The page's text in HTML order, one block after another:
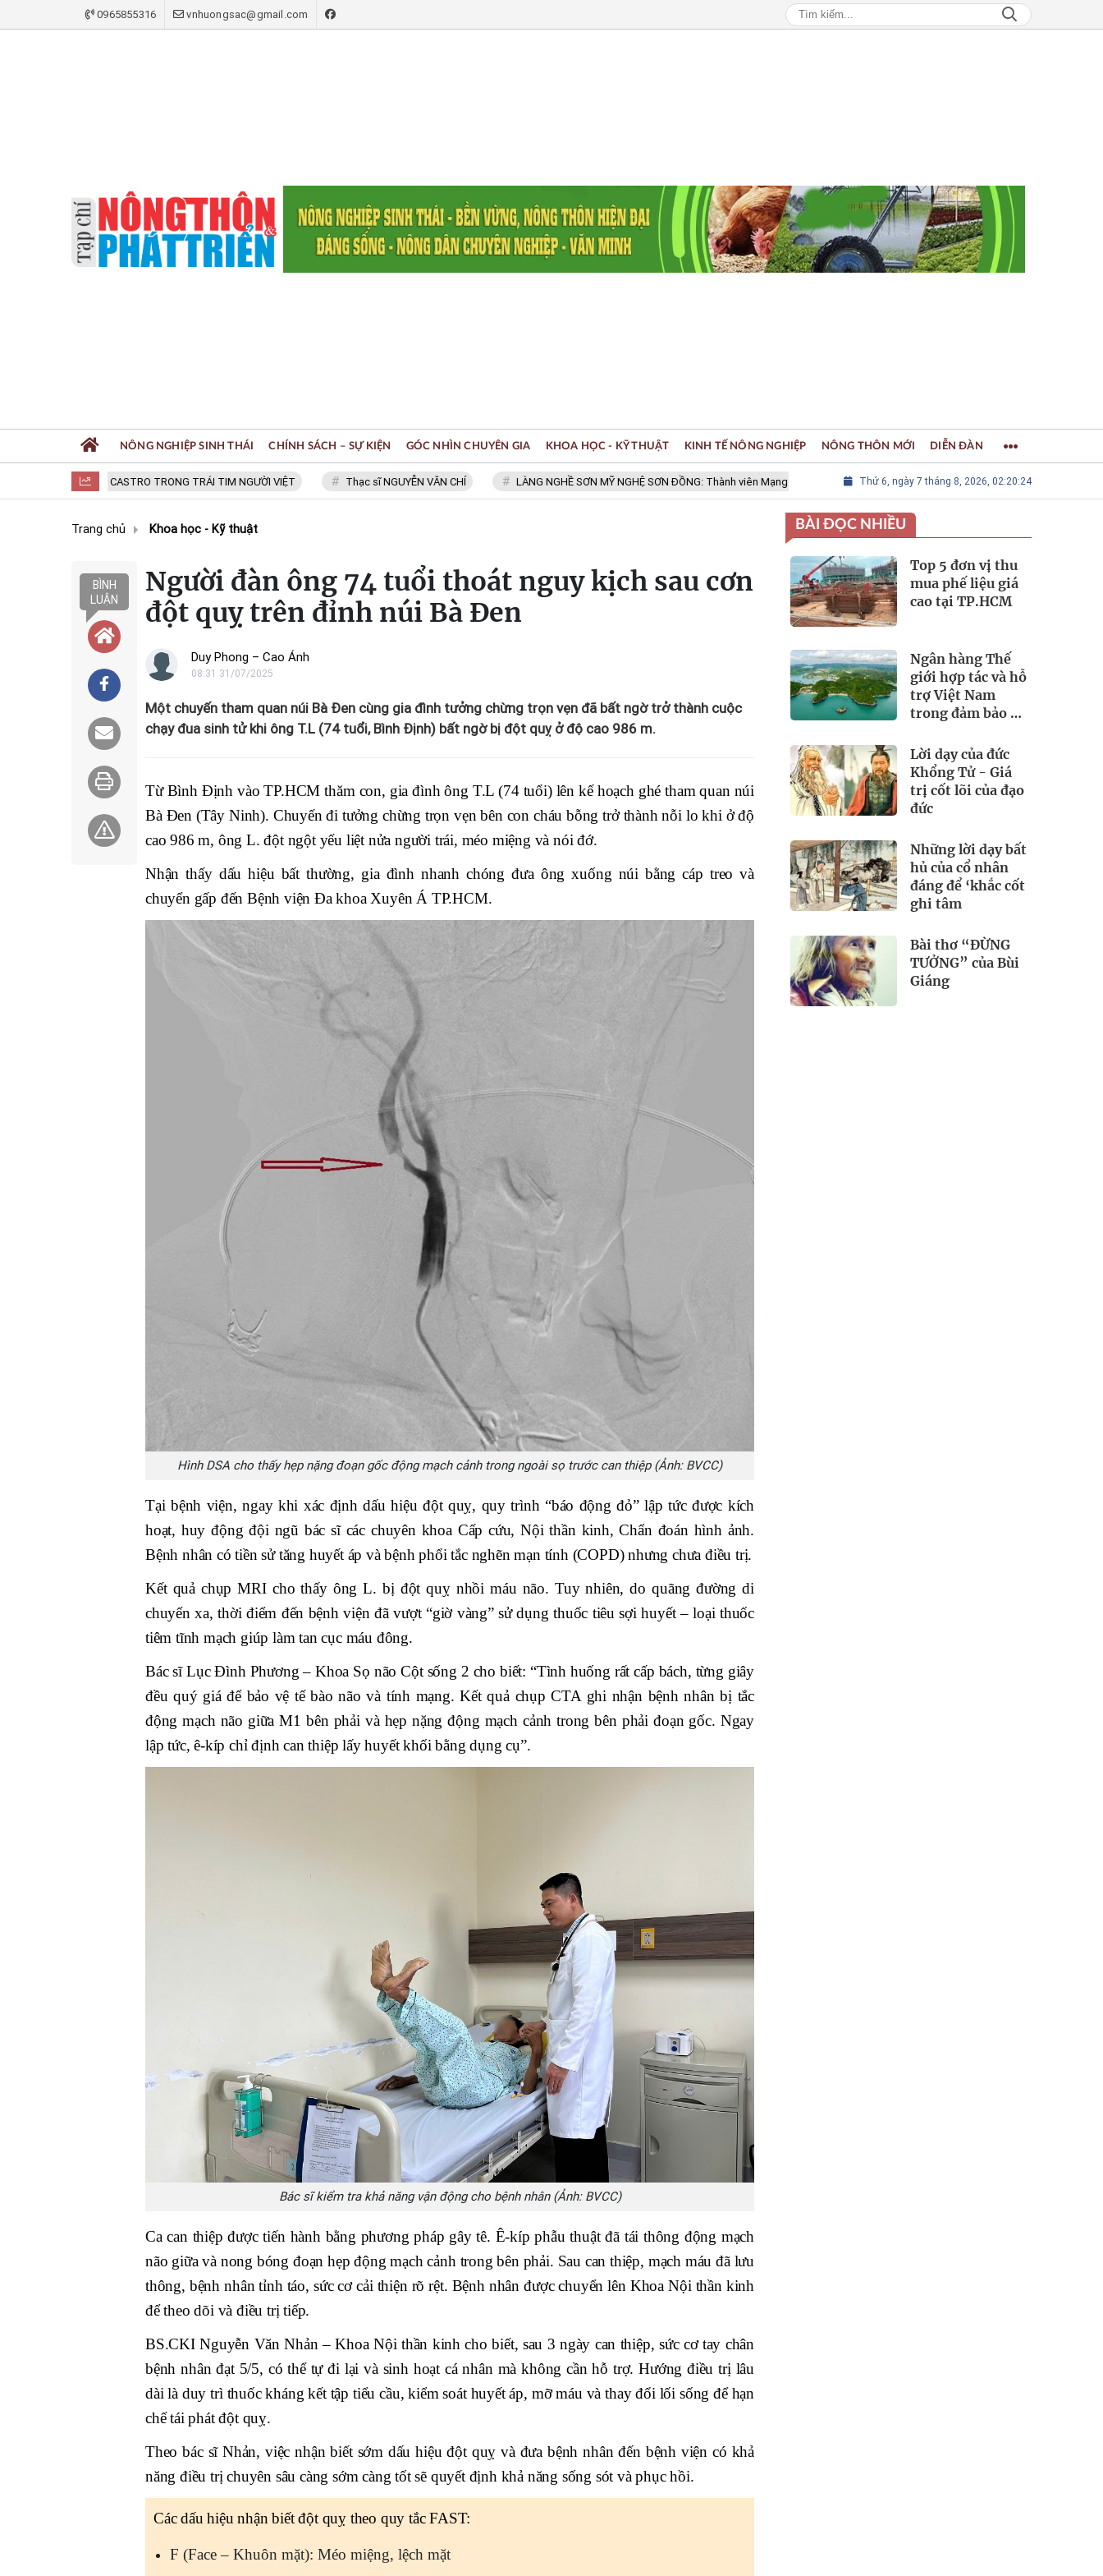
0965855316 vnhuongsac@gmail.com
FIDEL CASTRO TRONG TRÁI TIM NGƯỜI VIỆT Thạc sĩ NGUYỄN VĂN CHÍ LÀNG NGHỀ SƠN MỸ NGHỆ SƠN ĐỒNG: Thành viên Mạng lưới các Thành phố Thủ công sáng tạo Thế giới LÀNG NGHỀ
Thứ 6, ngày 7 tháng 8, 2026, 02:20:25
NÔNG NGHIỆP SINH THÁI CHÍNH SÁCH – SỰ KIỆN GÓC NHÌN CHUYÊN GIA KHOA HỌC - KỸ THUẬT KINH TẾ NÔNG NGHIỆP NÔNG THÔN MỚI DIỄN ĐÀN
Trang chủ Khoa học - Kỹ thuật
BÌNH
LUẬN
Người đàn ông 74 tuổi thoát nguy kịch sau cơn
đột quỵ trên đỉnh núi Bà Đen
Duy Phong – Cao Ánh
08:31 31/07/2025
Một chuyến tham quan núi Bà Đen cùng gia đình tưởng chừng trọn vẹn đã bất ngờ trở thành cuộc
chạy đua sinh tử khi ông T.L (74 tuổi, Bình Định) bất ngờ bị đột quỵ ở độ cao 986 m.
Từ Bình Định vào TP.HCM thăm con, gia đình ông T.L (74 tuổi) lên kế hoạch ghé tham quan núi
Bà Đen (Tây Ninh). Chuyến đi tưởng chừng trọn vẹn bên con cháu bỗng trở thành nỗi lo khi ở độ
cao 986 m, ông L. đột ngột yếu liệt nửa người trái, méo miệng và nói đớ.
Nhận thấy dấu hiệu bất thường, gia đình nhanh chóng đưa ông xuống núi bằng cáp treo và
chuyển gấp đến Bệnh viện Đa khoa Xuyên Á TP.HCM.
Hình DSA cho thấy hẹp nặng đoạn gốc động mạch cảnh trong ngoài sọ trước can thiệp (Ảnh: BVCC)
Tại bệnh viện, ngay khi xác định dấu hiệu đột quỵ, quy trình “báo động đỏ” lập tức được kích
hoạt, huy động đội ngũ bác sĩ các chuyên khoa Cấp cứu, Nội thần kinh, Chẩn đoán hình ảnh.
Bệnh nhân có tiền sử tăng huyết áp và bệnh phổi tắc nghẽn mạn tính (COPD) nhưng chưa điều trị.
Kết quả chụp MRI cho thấy ông L. bị đột quỵ nhồi máu não. Tuy nhiên, do quãng đường di
chuyển xa, thời điểm đến bệnh viện đã vượt “giờ vàng” sử dụng thuốc tiêu sợi huyết – loại thuốc
tiêm tĩnh mạch giúp làm tan cục máu đông.
Bác sĩ Lục Đình Phương – Khoa Sọ não Cột sống 2 cho biết: “Tình huống rất cấp bách, từng giây
đều quý giá để bảo vệ tế bào não và tính mạng. Kết quả chụp CTA ghi nhận bệnh nhân bị tắc
động mạch não giữa M1 bên phải và hẹp nặng động mạch cảnh trong bên phải đoạn gốc. Ngay
lập tức, ê-kíp chỉ định can thiệp lấy huyết khối bằng dụng cụ”.
Bác sĩ kiểm tra khả năng vận động cho bệnh nhân (Ảnh: BVCC)
Ca can thiệp được tiến hành bằng phương pháp gây tê. Ê-kíp phẫu thuật đã tái thông động mạch
não giữa và nong bóng đoạn hẹp động mạch cảnh trong bên phải. Sau can thiệp, mạch máu đã lưu
thông, bệnh nhân tỉnh táo, sức cơ cải thiện rõ rệt. Bệnh nhân được chuyển lên Khoa Nội thần kinh
để theo dõi và điều trị tiếp.
BS.CKI Nguyễn Văn Nhản – Khoa Nội thần kinh cho biết, sau 3 ngày can thiệp, sức cơ tay chân
bệnh nhân đạt 5/5, có thể tự đi lại và sinh hoạt cá nhân mà không cần hỗ trợ. Hướng điều trị lâu
dài là duy trì thuốc kháng kết tập tiểu cầu, kiểm soát huyết áp, mỡ máu và thay đổi lối sống để hạn
chế tái phát đột quỵ.
Theo bác sĩ Nhản, việc nhận biết sớm dấu hiệu đột quỵ và đưa bệnh nhân đến bệnh viện có khả
năng điều trị chuyên sâu càng sớm càng tốt sẽ quyết định khả năng sống sót và phục hồi.
Các dấu hiệu nhận biết đột quỵ theo quy tắc FAST:
F (Face – Khuôn mặt): Méo miệng, lệch mặt
BÀI ĐỌC NHIỀU
Top 5 đơn vị thu
mua phế liệu giá
cao tại TP.HCM
Ngân hàng Thế
giới hợp tác và hỗ
trợ Việt Nam
trong đảm bảo an
Lời dạy của đức
Khổng Tử - Giá
trị cốt lõi của đạo
đức
Những lời dạy bất
hủ của cổ nhân
đáng để ‘khắc cốt
ghi tâm
Bài thơ “ĐỪNG
TƯỞNG” của Bùi
Giáng